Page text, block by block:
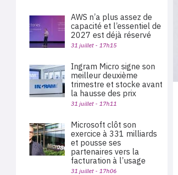
AWS n’a plus assez de
capacité et l’essentiel de
2027 est déjà réservé
31 juillet - 17h15
Ingram Micro signe son
meilleur deuxième
trimestre et stocke avant
la hausse des prix
31 juillet - 17h11
Microsoft clôt son
exercice à 331 milliards
et pousse ses
partenaires vers la
facturation à l’usage
31 juillet - 17h06